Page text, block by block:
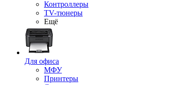
Контроллеры
TV-тюнеры
Ещё
Для офиса
МФУ
Принтеры